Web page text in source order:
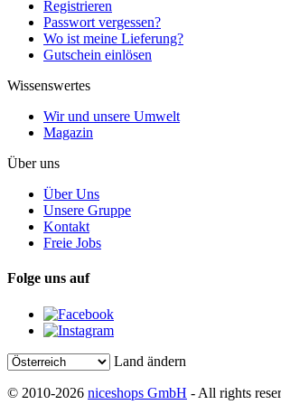
Registrieren
Passwort vergessen?
Wo ist meine Lieferung?
Gutschein einlösen
Wissenswertes
Wir und unsere Umwelt
Magazin
Über uns
Über Uns
Unsere Gruppe
Kontakt
Freie Jobs
Folge uns auf
Land ändern
© 2010-2026 niceshops GmbH - All rights